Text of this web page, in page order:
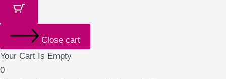
Close cart
Your Cart Is Empty
0